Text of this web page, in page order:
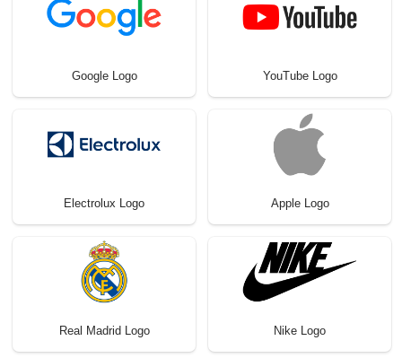
Google Logo YouTube Logo
Electrolux Logo Apple Logo
Real Madrid Logo Nike Logo